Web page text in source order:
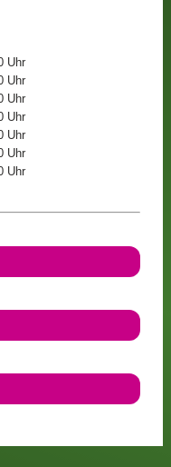
Uhr
Uhr
Uhr
Uhr
Uhr
Uhr
Uhr